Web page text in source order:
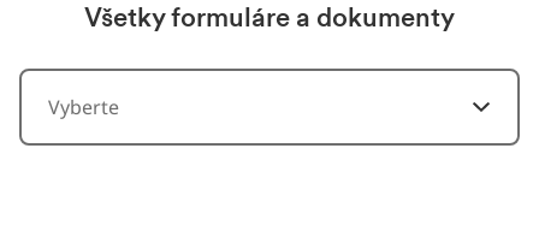
Všetky formuláre a dokumenty
Vyberte